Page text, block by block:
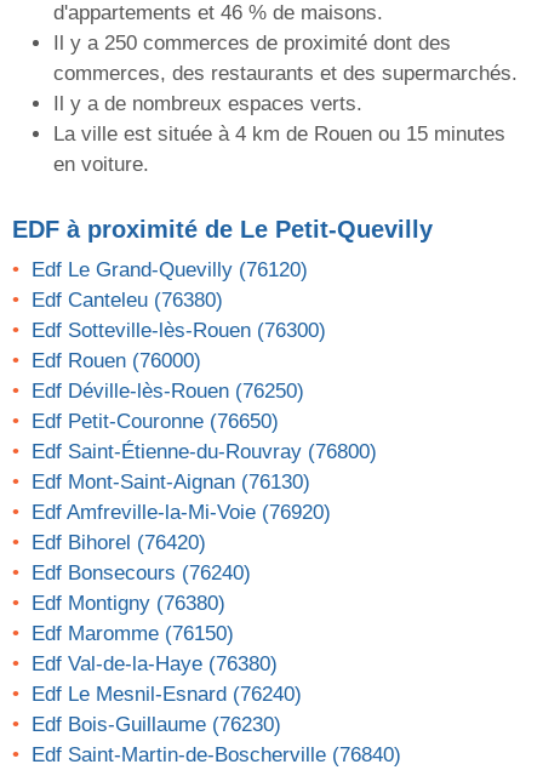
d'appartements et 46 % de maisons.
Il y a 250 commerces de proximité dont des
commerces, des restaurants et des supermarchés.
Il y a de nombreux espaces verts.
La ville est située à 4 km de Rouen ou 15 minutes
en voiture.
EDF à proximité de Le Petit-Quevilly
Edf Le Grand-Quevilly (76120)
Edf Canteleu (76380)
Edf Sotteville-lès-Rouen (76300)
Edf Rouen (76000)
Edf Déville-lès-Rouen (76250)
Edf Petit-Couronne (76650)
Edf Saint-Étienne-du-Rouvray (76800)
Edf Mont-Saint-Aignan (76130)
Edf Amfreville-la-Mi-Voie (76920)
Edf Bihorel (76420)
Edf Bonsecours (76240)
Edf Montigny (76380)
Edf Maromme (76150)
Edf Val-de-la-Haye (76380)
Edf Le Mesnil-Esnard (76240)
Edf Bois-Guillaume (76230)
Edf Saint-Martin-de-Boscherville (76840)